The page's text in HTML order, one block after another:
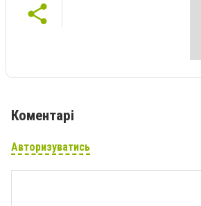
Коментарі
Авторизуватись